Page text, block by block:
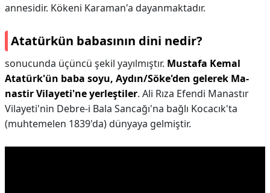
annesidir. Kökeni Karaman'a dayanmaktadır.
Atatürkün babasının dini nedir?
sonucunda üçüncü şekil yayılmıştır. Mustafa Kemal
Atatürk'ün baba soyu, Aydın/Söke'den gelerek Ma-
nastir Vilayeti'ne yerleştiler. Ali Rıza Efendi Manastır
Vilayeti'nin Debre-i Bala Sancağı'na bağlı Kocacık'ta
(muhtemelen 1839'da) dünyaya gelmiştir.